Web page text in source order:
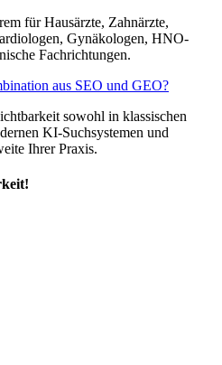
für Hausärzte, Zahnärzte,
Gynäkologen, HNO-
Fachrichtungen.
aus SEO und GEO?
sowohl in klassischen
KI-Suchsystemen und
Ihrer Praxis.